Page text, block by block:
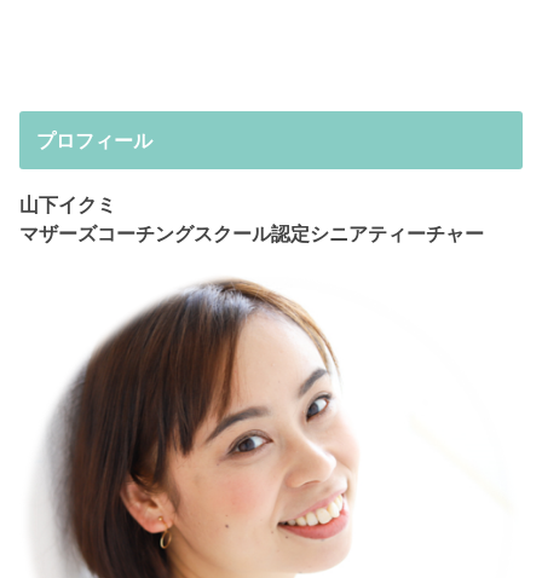
プロフィール
山下イクミ
マザーズコーチングスクール認定シニアティーチャー